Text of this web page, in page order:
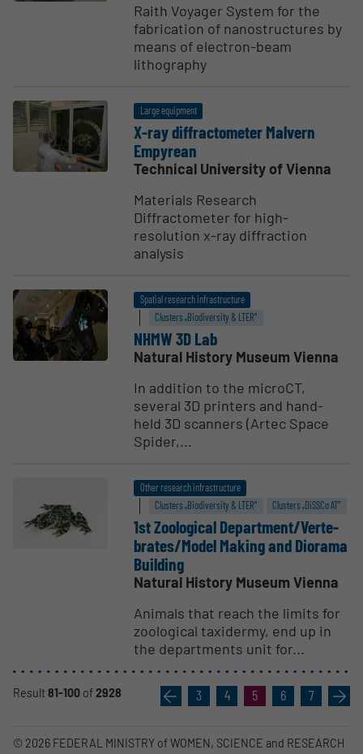
Raith Voyager System for the
fabrication of nanostructures by
means of electron-beam
lithography
Large equipment
X-ray diffrac­tometer Malvern
Empyrean
Technical University of Vienna
Materials Research
Diffractometer for high-
resolution x-ray diffraction
analysis
Spatial research infrastructure
Clusters „Biodiversity & LTER“
NHMW 3D Lab
Natural History Museum Vienna
In addition to the microCT,
several 3D printers and hand-
held 3D scanners (Artec Space
Spider,...
Other research infrastructure
Clusters „Biodiversity & LTER“
Clusters „DiSSCo AT“
1st Zoological Department/Verte­
brates/Model Making and Diorama
Building
Natural History Museum Vienna
Animals that reach the limits for
zoological taxidermy, end up in
the departments unit for...
Result81-100 of2928 « 3 4 5 6 7 »
© 2026 FEDERAL MINISTRY of WOMEN, SCIENCE and RESEARCH